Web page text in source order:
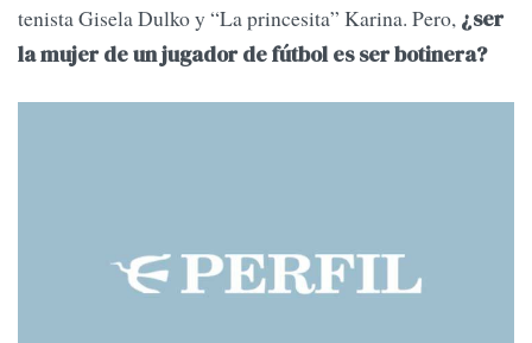
tenista Gisela Dulko y “La princesita” Karina. Pero, ¿ser
la mujer de un jugador de fútbol es ser botinera?